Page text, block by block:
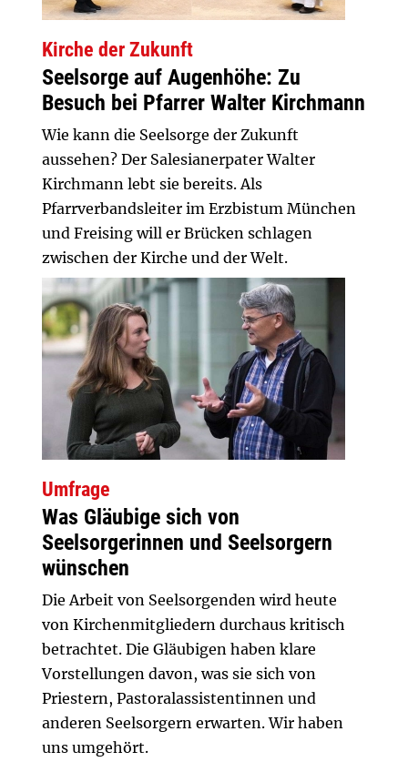
Kirche der Zukunft
Seelsorge auf Augenhöhe: Zu
Besuch bei Pfarrer Walter Kirchmann
Wie kann die Seelsorge der Zukunft
aussehen? Der Salesianerpater Walter
Kirchmann lebt sie bereits. Als
Pfarrverbandsleiter im Erzbistum München
und Freising will er Brücken schlagen
zwischen der Kirche und der Welt.
Umfrage
Was Gläubige sich von
Seelsorgerinnen und Seelsorgern
wünschen
Die Arbeit von Seelsorgenden wird heute
von Kirchenmitgliedern durchaus kritisch
betrachtet. Die Gläubigen haben klare
Vorstellungen davon, was sie sich von
Priestern, Pastoralassistentinnen und
anderen Seelsorgern erwarten. Wir haben
uns umgehört.